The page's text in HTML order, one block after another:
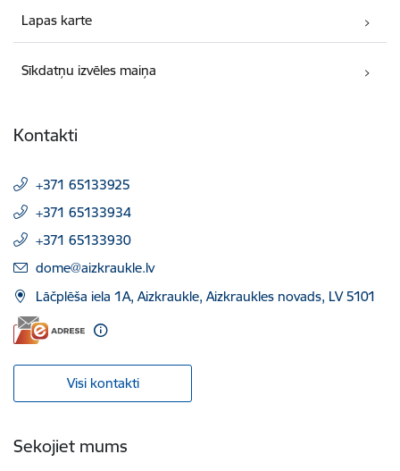
Lapas karte
Sīkdatņu izvēles maiņa
Kontakti
+371 65133925
+371 65133934
+371 65133930
E-pasts:
dome@aizkraukle.lv
Lāčplēša iela 1A, Aizkraukle, Aizkraukles novads, LV 5101
Visi kontakti
Sekojiet mums